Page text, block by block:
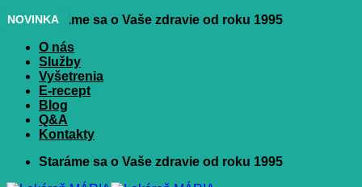
Skip
content
Staráme sa o Vaše zdravie od roku 1995
O nás
Služby
Vyšetrenia
E-recept
Blog
Q&A
Kontakty
Staráme sa o Vaše zdravie od roku 1995
NOVINKA